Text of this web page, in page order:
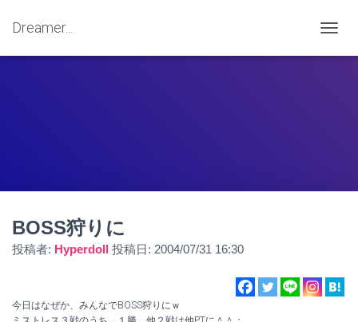
Dreamer...
ビ
替
BOSS狩りに
投稿者: Hyperdoll 投稿日: 2004/07/31 16:30
今日はなぜか、みんなでBOSS狩りにｗ